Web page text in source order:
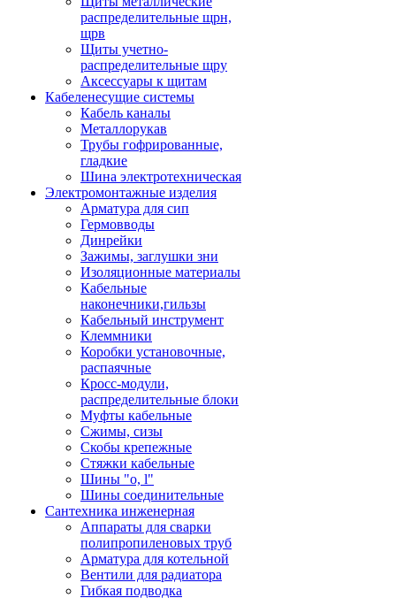
распределительные щрн,
щрв
Щиты учетно-
распределительные щру
Аксессуары к щитам
Кабеленесущие системы
Кабель каналы
Металлорукав
Трубы гофрированные,
гладкие
Шина электротехническая
Электромонтажные изделия
Арматура для сип
Гермовводы
Динрейки
Зажимы, заглушки зни
Изоляционные материалы
Кабельные
наконечники,гильзы
Кабельный инструмент
Клеммники
Коробки установочные,
распаячные
Кросс-модули,
распределительные блоки
Муфты кабельные
Сжимы, сизы
Скобы крепежные
Стяжки кабельные
Шины "o, l"
Шины соединительные
Сантехника инженерная
Аппараты для сварки
полипропиленовых труб
Арматура для котельной
Вентили для радиатора
Гибкая подводка